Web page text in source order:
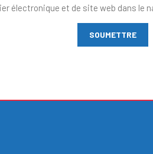
électronique et de site web dans le